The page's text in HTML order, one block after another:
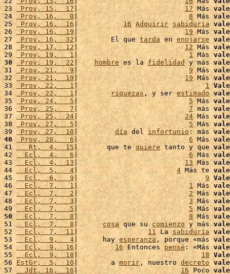
23 Prov, 15,  17 | 17 Más vale
24 Prov, 16,   8 | 8 Más vale
25
Prov, 16,  16 | 16 Adquirir sabiduría vale
26 Prov, 16,  19 | 19 Más vale
27
Prov, 16,  32|        El que tarda en enojarse vale
28 Prov, 17,  12 | 12 Más vale
29 Prov, 19,   1 | 1 Más vale
30
Prov, 19,  22| hombre es la fidelidad y más vale
31 Prov, 21,   9 | 9 Más vale
32
Prov, 21,  19| 19 Más vale
33
Prov, 22,   1| 1 Vale
34 Prov, 22,   1 | riquezas, y ser estimado vale
35 Prov, 24,   5 | 5 Más vale
36 Prov, 25,   7 | 7 más vale
37 Prov, 25,  24 | 24 Más vale
38
Prov, 27,   5| 5 Más vale
39 Prov, 27,  10| día del infortunio: más vale
40 Prov, 28,   6 | 6 Más vale
41
   Rt,  4,  15
|       que te quiere tanto y que vale
42
  Ecl,  4,   6
| 6 Más vale
43
  Ecl,  4,  13
| 13 Más vale
44
  Ecl,  5,   4
| 4 Más te vale
45
  Ecl,  6,   9
| 9 Vale
46
  Ecl,  7,   1
| 1 Más vale
47
  Ecl,  7,   2
| 2 Más vale
48
  Ecl,  7,   3
| 3 Más vale
49
  Ecl,  7,   5
| 5 Más vale
50
  Ecl,  7,   8
| 8 Más vale
51
  Ecl,  7,   8
| cosa que su comienzo y más vale
52
  Ecl,  7,  11
| 11 La sabiduría vale
53
  Ecl,  9,   4
|      hay esperanza , porque «más vale
54
  Ecl,  9,  16
| 16 Entonces pensé : «Más vale
55
  Ecl,  9,  18
| 18 Vale
56 EstGr,  5,  10|        a morir, nuestro decreto vale
57
  Jdt, 16,  16
| 16 Poco vale